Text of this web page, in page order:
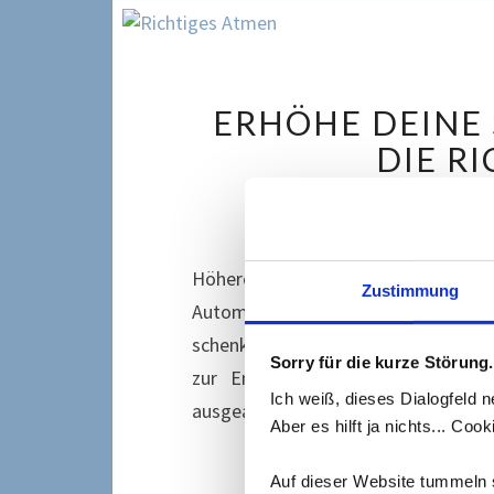
Zustimmung
Sorry für die kurze
Ich weiß, dieses Dialogfeld
Aber es hilft ja nichts...
Auf dieser Website
ERHÖHE DEINE
DIE
Höhere Stressresistenz durch
Automatisch. Unbewusst. Es
schenken. Denn Atmen ist weit
zur Entsäuerung des Körpers
ausgeatmet). Durch die…